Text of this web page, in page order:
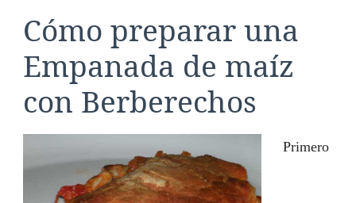
Cómo preparar una
Empanada de maíz
con Berberechos
Primero